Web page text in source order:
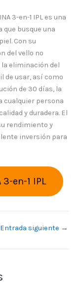
3-en-1 IPL es una
busque una
Con su
del vello no
la eliminación del
de usar, así como
de 30 días, la
cualquier persona
y duradera. El
rendimiento y
inversión para
en-1 IPL
Entrada siguiente →